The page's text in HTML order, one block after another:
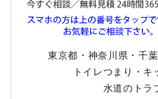
東京都・神奈川県・千
トイレつまり・キ
水道のトラ